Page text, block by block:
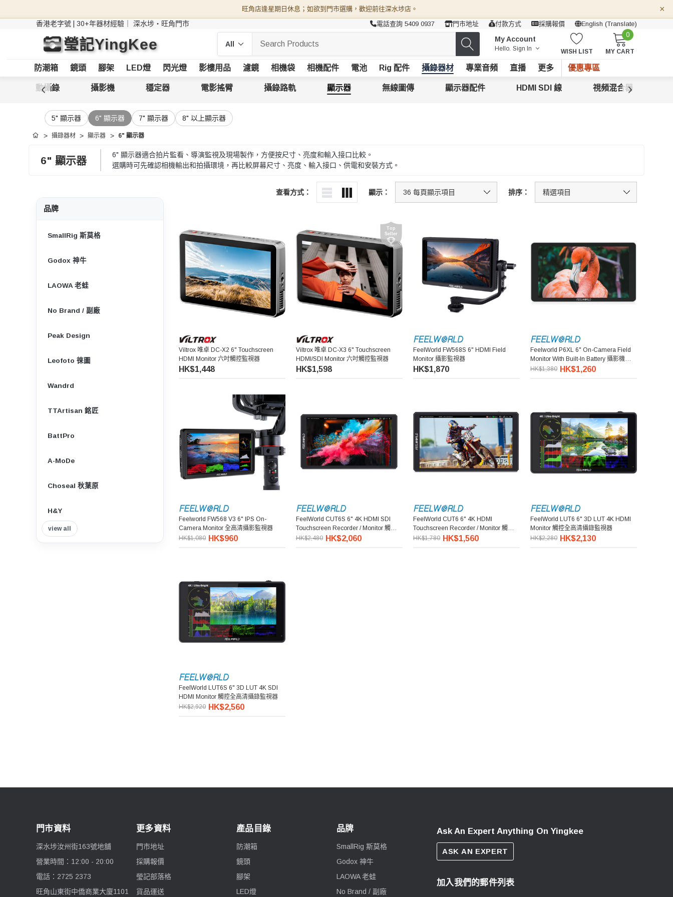
旺角店逢星期日休息；如欲到門市選購，歡迎前往深水埗店。 ×
香港老字號 | 30+年器材經驗｜ 深水埗・旺角門市 電話查詢 5409 0937 門市地址 付款方式 採購報價 English (Translate)
瑩記YingKee My Account
Hello. Sign In WISH LIST
0
MY CART
防潮箱 鏡頭 腳架 LED燈 閃光燈 影樓用品 濾鏡 相機袋 相機配件 電池 Rig 配件 攝錄器材 專業音頻 直播 更多 優惠專區
運動攝錄 攝影機 穩定器 電影搖臂 攝錄路軌 顯示器 無線圖傳 顯示器配件 HDMI SDI 線 視頻混合器
5" 顯示器 6" 顯示器 7" 顯示器 8" 以上顯示器
首頁 攝錄器材 顯示器 6" 顯示器
6" 顯示器
6" 顯示器適合拍片監看、導演監視及現場製作，方便按尺寸、亮度和輸入接口比較。
選購時可先確認相機輸出和拍攝環境，再比較屏幕尺寸、亮度、輸入接口、供電和安裝方式。
查看方式： 顯示： 排序：
品牌
SmallRig 斯莫格
Godox 神牛
LAOWA 老蛙
No Brand / 副廠
Peak Design
Leofoto 徠圖
Wandrd
TTArtisan 銘匠
BattPro
A-MoDe
Choseal 秋葉原
H&Y
Insta360
Blackmagic Design
Saramonic 楓笛
Marsace 馬小路
view all
Viltrox 唯卓 DC-X2 6" Touchscreen
HDMI Monitor 六吋觸控監視器
HK$1,448
Viltrox 唯卓 DC-X3 6" Touchscreen
HDMI/SDI Monitor 六吋觸控監視器
HK$1,598
FeelWorld FW568S 6" HDMI Field
Monitor 攝影監視器
HK$1,870
Feelworld P6XL 6" On-Camera Field
Monitor With Built-In Battery 攝影機專用
外接監視器 (內建電池)
HK$1,380 HK$1,260
Feelworld FW568 V3 6" IPS On-
Camera Monitor 全高清攝影監視器
HK$1,080 HK$960
FeelWorld CUT6S 6" 4K HDMI SDI
Touchscreen Recorder / Monitor 觸控全
高清錄像監視器
HK$2,480 HK$2,060
FeelWorld CUT6 6" 4K HDMI
Touchscreen Recorder / Monitor 觸控全
高清錄像監視器
HK$1,780 HK$1,560
FeelWorld LUT6 6" 3D LUT 4K HDMI
Monitor 觸控全高清攝錄監視器
HK$2,280 HK$2,130
FeelWorld LUT6S 6" 3D LUT 4K SDI
HDMI Monitor 觸控全高清攝錄監視器
HK$2,920 HK$2,560
門市資料
深水埗汝州街163號地舖
營業時間：12:00 - 20:00
電話：2725 2373
旺角山東街中僑商業大廈1101
更多資料
門市地址
採購報價
瑩記部落格
貨品運送
產品目錄
防潮箱
鏡頭
腳架
LED燈
品牌
SmallRig 斯莫格
Godox 神牛
LAOWA 老蛙
No Brand / 副廠
Ask An Expert Anything On Yingkee
ASK AN EXPERT
加入我們的郵件列表